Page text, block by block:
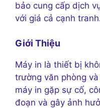
bảo cung cấp dịch
với giá cả cạnh
Giới Thiệu
Máy in là thiết bị
trường văn phòng
máy in gặp sự cố,
đoạn và gây ảnh